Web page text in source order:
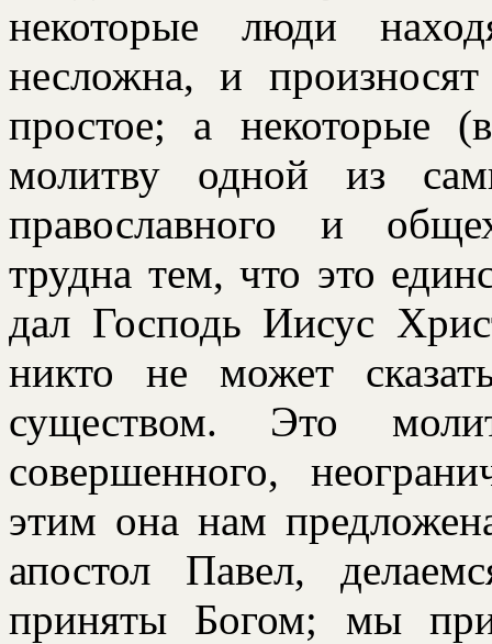
некоторые люди
несложна, и
простое; а некоторые
молитву одной из
православного и
трудна тем, что это
дал Господь Иисус
никто не может
существом. Это
совершенного,
этим она нам
апостол Павел,
приняты Богом; мы